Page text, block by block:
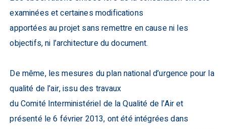
examinées et certaines modifications
apportées au projet sans remettre en cause ni les
objectifs, ni l’architecture du document.
De même, les mesures du plan national d’urgence pour la
qualité de l’air, issu des travaux
du Comité Interministériel de la Qualité de l’Air et
présenté le 6 février 2013, ont été intégrées dans